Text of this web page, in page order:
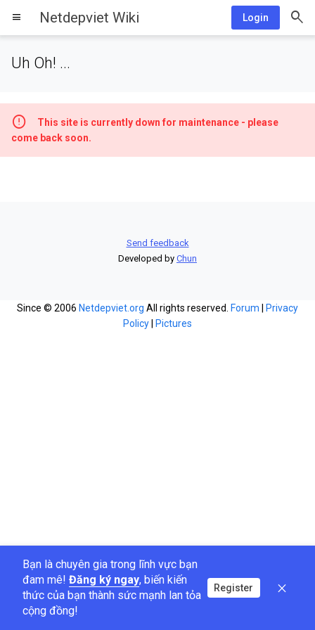
menu Netdepviet Wiki Login
Bạn là chuyên gia trong lĩnh vực bạn
đam mê! Đăng ký ngay, biến kiến
thức của bạn thành sức mạnh lan tỏa
cộng đồng!
Register
Uh Oh! ...
This site is currently down for maintenance - please
come back soon.
Send feedback
Developed by Chun
Since © 2006 Netdepviet.org All rights reserved. Forum
Privacy
Policy
Pictures